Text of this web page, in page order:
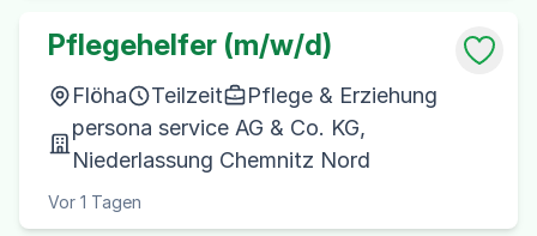
Pflegehelfer (m/w/d)
Flöha Teilzeit
Pflege & Erziehung
persona service AG & Co. KG,
Niederlassung Chemnitz Nord
Vor 1 Tagen